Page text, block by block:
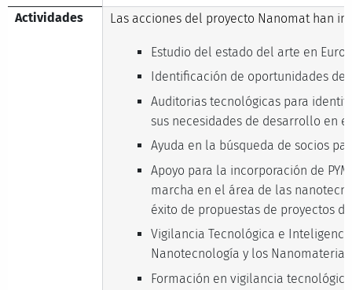
Actividades Las acciones del proyecto Nanomat han
Estudio del estado del arte en
Identificación de oportunidades de
Auditorias tecnológicas para
sus necesidades de desarrollo en
Ayuda en la búsqueda de socios
Apoyo para la incorporación de
marcha en el área de las
éxito de propuestas de proyectos
Vigilancia Tecnológica e
Nanotecnología y los
Formación en vigilancia